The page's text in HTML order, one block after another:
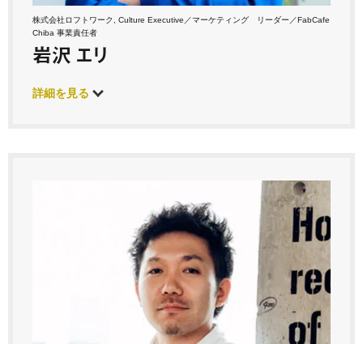
株式会社ロフトワーク, Culture Executive／マーケティング リーダー／FabCafe
Chiba 事業責任者
岩沢 エリ
詳細を見る